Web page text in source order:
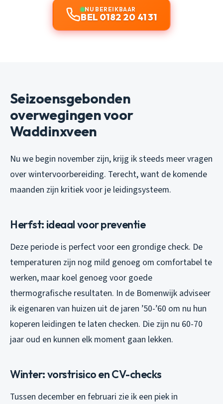
NU BEREIKBAAR
BEL 0182 20 41 31
Seizoensgebonden
overwegingen voor
Waddinxveen
Nu we begin november zijn, krijg ik steeds meer vragen
over wintervoorbereiding. Terecht, want de komende
maanden zijn kritiek voor je leidingsysteem.
Herfst: ideaal voor preventie
Deze periode is perfect voor een grondige check. De
temperaturen zijn nog mild genoeg om comfortabel te
werken, maar koel genoeg voor goede
thermografische resultaten. In de Bomenwijk adviseer
ik eigenaren van huizen uit de jaren ’50-’60 om nu hun
koperen leidingen te laten checken. Die zijn nu 60-70
jaar oud en kunnen elk moment gaan lekken.
Winter: vorstrisico en CV-checks
Tussen december en februari zie ik een piek in